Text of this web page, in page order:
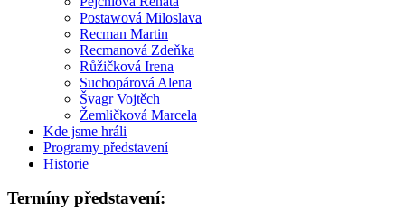
Postawová Miloslava
Recman Martin
Recmanová Zdeňka
Růžičková Irena
Suchopárová Alena
Švagr Vojtěch
Žemličková Marcela
Kde jsme hráli
Programy představení
Historie
Termíny představení: